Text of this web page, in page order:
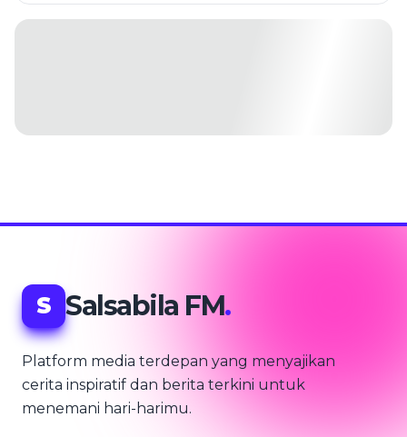
S Salsabila FM.
Platform media terdepan yang menyajikan
cerita inspiratif dan berita terkini untuk
menemani hari-harimu.